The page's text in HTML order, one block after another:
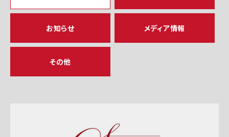
お知らせ メディア情報
その他